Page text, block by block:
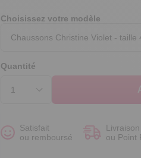
Choisissez votre modèle
Quantité
Satisfait
ou remboursé
ou Point